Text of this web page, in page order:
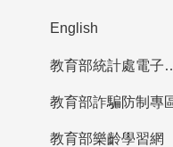
English
教育部統
教育部詐騙防制專
教育部樂齡學習網